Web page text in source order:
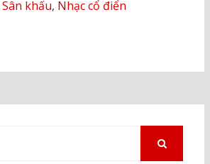
Sân khấu, Nhạc cổ điển